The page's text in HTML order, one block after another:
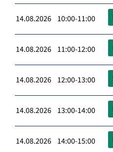
14.08.2026 10:00-11:00
14.08.2026 11:00-12:00
14.08.2026 12:00-13:00
14.08.2026 13:00-14:00
14.08.2026 14:00-15:00